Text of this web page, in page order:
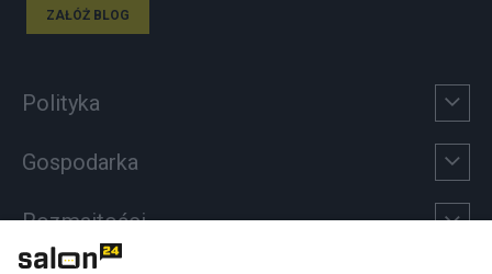
ZAŁÓŻ BLOG
Polityka
Gospodarka
Rozmaitości